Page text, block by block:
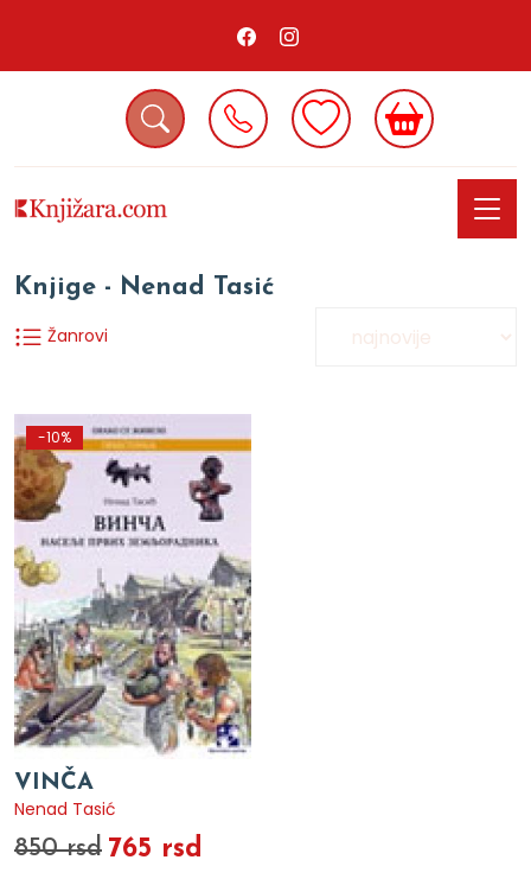
Knjige - Nenad Tasić
Žanrovi
-10%
VINČA
Nenad Tasić
850 rsd 765 rsd